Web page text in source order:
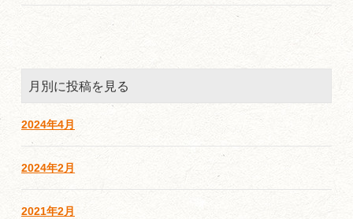
月別に投稿を見る
2024年4月
2024年2月
2021年2月